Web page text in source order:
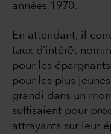
années 1970.
En attendant, il
taux d’intérêt
pour les
pour les plus
grandi dans un
suffisaient pour
attrayants sur leur